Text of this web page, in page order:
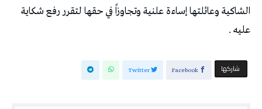
الشاكية وعائلتها إساءة علنية وتجاوزاً في حقها لتقرر رفع شكاية
عليه .
‫‫ شاركها‬ Facebook
Twitter